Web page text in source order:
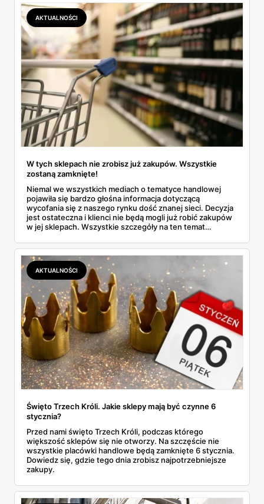
AKTUALNOŚCI
W tych sklepach nie zrobisz już zakupów. Wszystkie
zostaną zamknięte!
Niemal we wszystkich mediach o tematyce handlowej
pojawiła się bardzo głośna informacja dotyczącą
wycofania się z naszego rynku dość znanej sieci. Decyzja
jest ostateczna i klienci nie będą mogli już robić zakupów
w jej sklepach. Wszystkie szczegóły na ten temat
AKTUALNOŚCI
Święto Trzech Króli. Jakie sklepy mają być czynne 6
stycznia?
Przed nami święto Trzech Króli, podczas którego
większość sklepów się nie otworzy. Na szczęście nie
wszystkie placówki handlowe będą zamknięte 6 stycznia.
Dowiedz się, gdzie tego dnia zrobisz najpotrzebniejsze
zakupy.